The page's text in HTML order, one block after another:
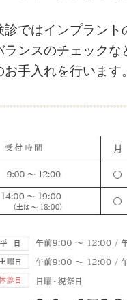
診ではインプラント
ランスのチェックな
お手入れを行います